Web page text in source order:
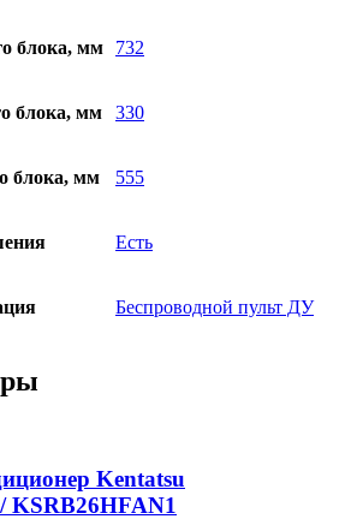
блока, мм 732
блока, мм 330
блока, мм 555
Есть
Беспроводной пульт ДУ
Kentatsu
KSRB26HFAN1